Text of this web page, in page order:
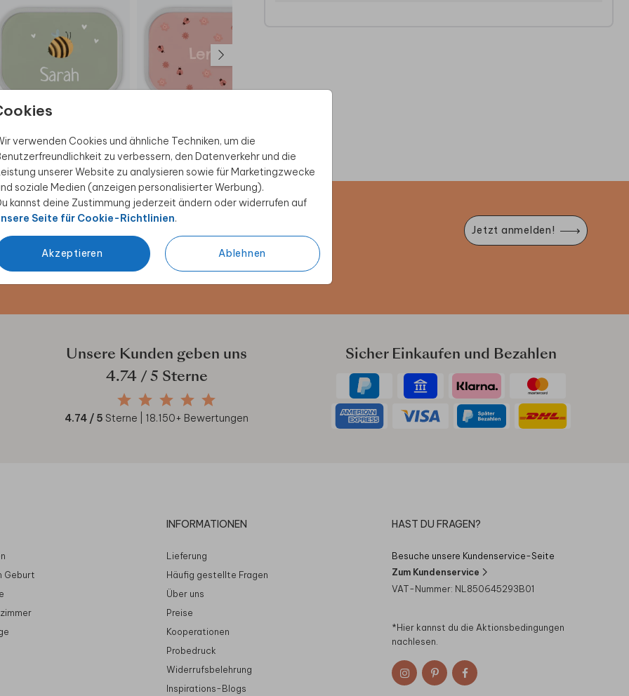
verwenden Cookies und ähnliche Techniken, um die
zu verbessern, den Datenverkehr und die
unserer Website zu analysieren sowie für Marketingzwecke
soziale Medien (anzeigen personalisierter Werbung).
kannst deine Zustimmung jederzeit ändern oder widerrufen auf
Seite für Cookie-Richtlinien.
Akzeptieren Ablehnen
BROTDOSE
Rabatt sichern
Angebote, kreative
Als Dankeschön
Jetzt anmelden!
Unsere Kunden geben uns
4.74/ 5 Sterne
4.74 / 5 Sterne | 18.150+ Bewertungen
Sicher Einkaufen und Bezahlen
Geburt
INFORMATIONEN
Lieferung
Häufig gestellte Fragen
Über uns
Preise
Kooperationen
Probedruck
Widerrufsbelehrung
Inspirations-Blogs
HAST DU FRAGEN?
Besuche unsere Kundenservice-Seite
Zum Kundenservice
VAT-Nummer: NL850645293B01
*Hier kannst du die Aktionsbedingungen
nachlesen.